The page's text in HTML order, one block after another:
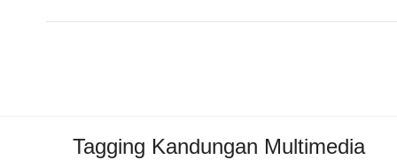
Tagging Kandungan Multimedia